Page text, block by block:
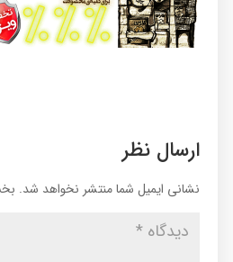
ارسال نظر
نشانی ایمیل شما منتشر نخواهد شد.